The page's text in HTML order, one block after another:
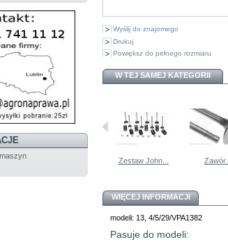
Wyślij do znajomego
Drukuj
Powiększ do pełnego rozmiaru
W TEJ SAMEJ KATEGORII
Zestaw John... Zawór...
WIĘCEJ INFORMACJI
modeli: 13, 4/5/29/VPA1382
Pasuje do modeli: